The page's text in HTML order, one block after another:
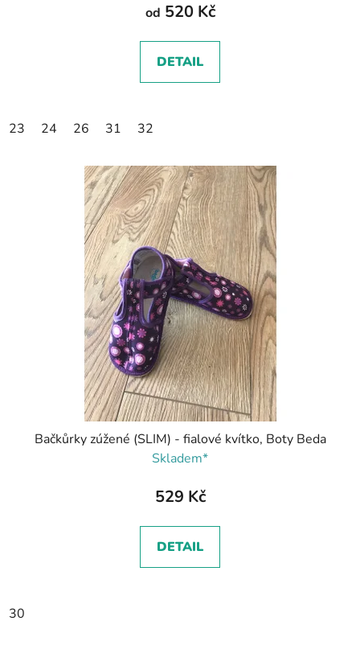
od 520 Kč
DETAIL
23 24 26 31 32
Bačkůrky zúžené (SLIM) - fialové kvítko, Boty Beda
Skladem*
529 Kč
DETAIL
30